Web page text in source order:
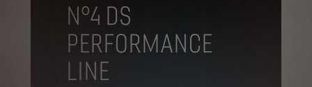
N°4 DS
PERFORMANCE
LINE